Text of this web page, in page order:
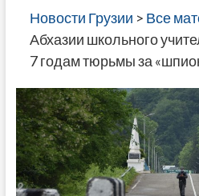
Новости Грузии > Все
Абхазии школьного
7 годам тюрьмы за